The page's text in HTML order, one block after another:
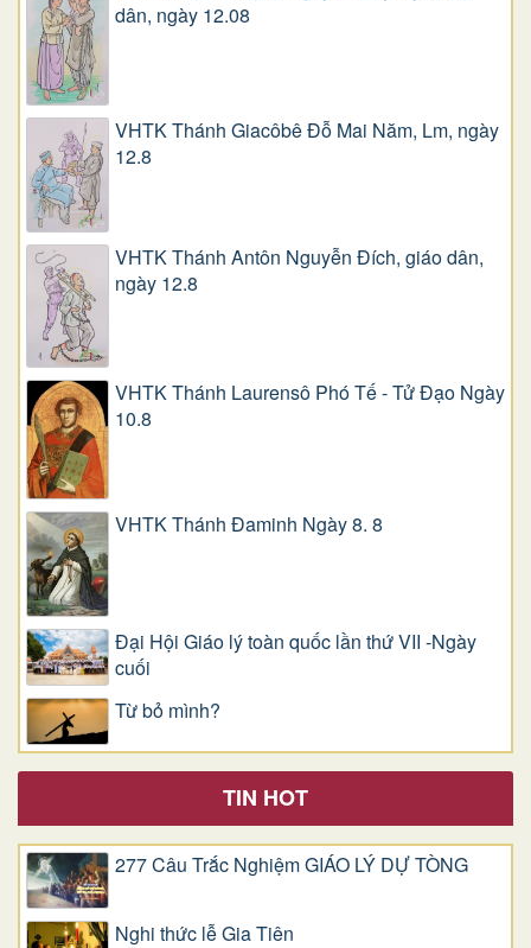
dân, ngày 12.08
VHTK Thánh Giacôbê Ðỗ Mai Năm, Lm, ngày
12.8
VHTK Thánh Antôn Nguyễn Ðích, giáo dân,
ngày 12.8
VHTK Thánh Laurensô Phó Tế - Tử Đạo Ngày
10.8
VHTK Thánh Đaminh Ngày 8. 8
Đại Hội Giáo lý toàn quốc lần thứ VII -Ngày
cuối
Từ bỏ mình?
TIN HOT
277 Câu Trắc Nghiệm GIÁO LÝ DỰ TÒNG
Nghi thức lễ Gia Tiên